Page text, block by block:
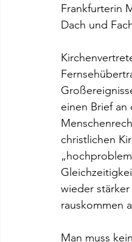
Frankfurterin
Dach und
einen Brief
christlichen
wieder
rauskommen
Man muss